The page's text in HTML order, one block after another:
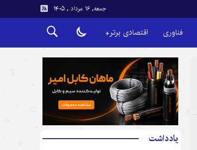
جمعه, ۱۶ مرداد , ۱۴۰۵
فناوری اقتصادی برتر+
یادداشت